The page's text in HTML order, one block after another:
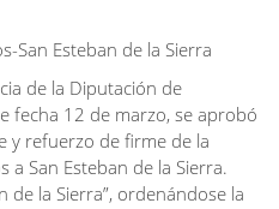
San Esteban de la Sierra
de la Diputación de
fecha 12 de marzo, se aprobó
y refuerzo de firme de la
a San Esteban de la Sierra.
de la Sierra”, ordenándose la